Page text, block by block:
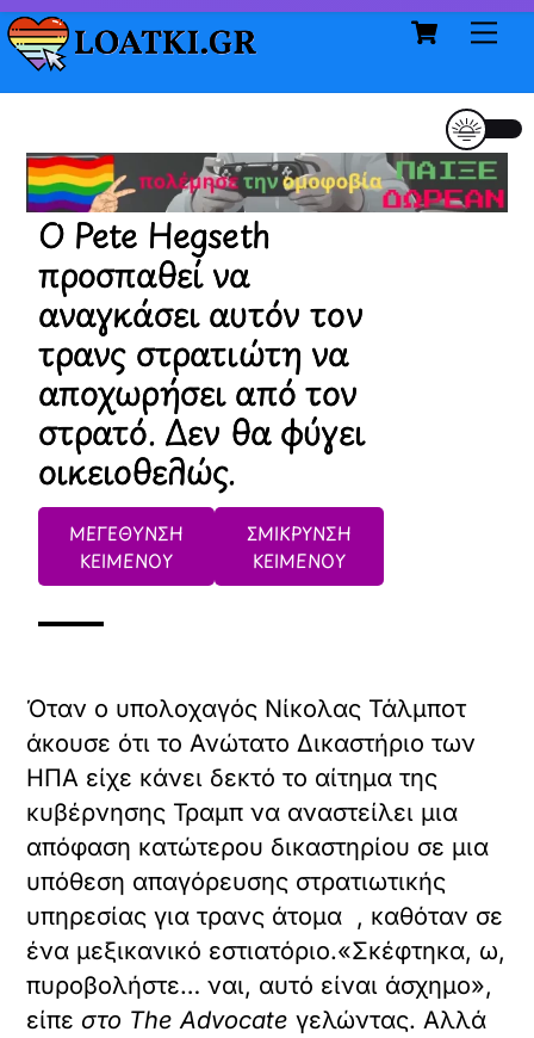
Skip
to
content
Cart
Ο Pete Hegseth
προσπαθεί να
αναγκάσει αυτόν τον
τρανς στρατιώτη να
αποχωρήσει από τον
στρατό. Δεν θα φύγει
οικειοθελώς.
ΜΕΓΕΘΥΝΣΗ
ΚΕΙΜΕΝΟΥ
ΣΜΙΚΡΥΝΣΗ
ΚΕΙΜΕΝΟΥ
Όταν ο υπολοχαγός Νίκολας Τάλμποτ
άκουσε ότι το Ανώτατο Δικαστήριο των
ΗΠΑ είχε κάνει δεκτό το αίτημα της
κυβέρνησης Τραμπ να αναστείλει μια
απόφαση κατώτερου δικαστηρίου σε μια
υπόθεση απαγόρευσης στρατιωτικής
υπηρεσίας για τρανς άτομα , καθόταν σε
ένα μεξικανικό εστιατόριο.«Σκέφτηκα, ω,
πυροβολήστε… ναι, αυτό είναι άσχημο»,
είπε στο The Advocate γελώντας. Αλλά